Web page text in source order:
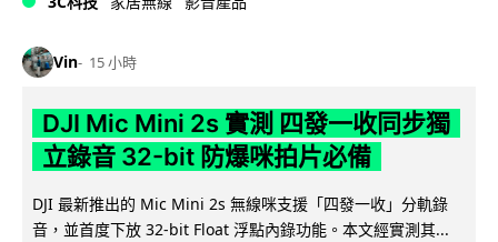
Vin 15 小時
DJI Mic Mini 2s 實測 四發一收同步獨
立錄音 32-bit 防爆咪拍片必備
DJI 最新推出的 Mic Mini 2s 無線咪支援「四發一收」分軌錄
音，並首度下放 32-bit Float 浮點內錄功能。本文經實測其...